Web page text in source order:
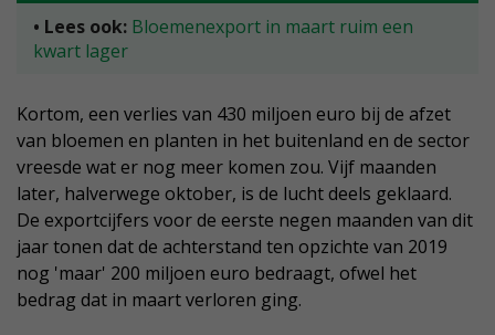
• Lees ook: Bloemenexport in maart ruim een
kwart lager
Kortom, een verlies van 430 miljoen euro bij de afzet
van bloemen en planten in het buitenland en de sector
vreesde wat er nog meer komen zou. Vijf maanden
later, halverwege oktober, is de lucht deels geklaard.
De exportcijfers voor de eerste negen maanden van dit
jaar tonen dat de achterstand ten opzichte van 2019
nog 'maar' 200 miljoen euro bedraagt, ofwel het
bedrag dat in maart verloren ging.